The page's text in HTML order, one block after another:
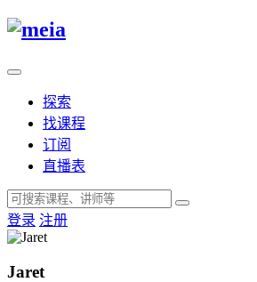
探索
找课程
订阅
直播表
登录 注册
Jaret